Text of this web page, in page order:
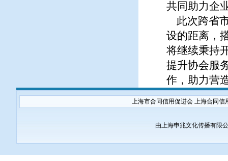
共同助力企
此次跨省
设的距离，
将继续秉持
提升协会服
作，助力营
上海市合同信用促进会 上海合同
由上海申兆文化传播有限